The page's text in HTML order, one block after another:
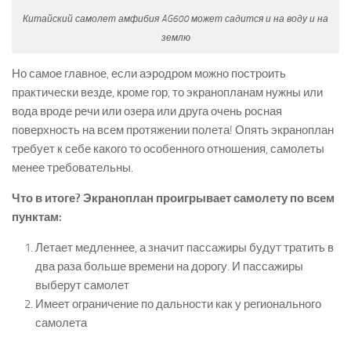
Китайский самолет амфибия AG600 может садится и на воду и на
землю
Но самое главное, если аэродром можно построить
практически везде, кроме гор, то экранопланам нужны или
вода вроде речи или озера или друга очень росная
поверхность на всем протяжении полета! Опять экраноплан
требует к себе какого то особенного отношения, самолеты
менее требовательны.
Что в итоге? Экраноплан проигрывает самолету по всем
пунктам:
Летает медленнее, а значит пассажиры будут тратить в
два раза больше времени на дорогу. И пассажиры
выберут самолет
Имеет ограничение по дальности как у регионального
самолета